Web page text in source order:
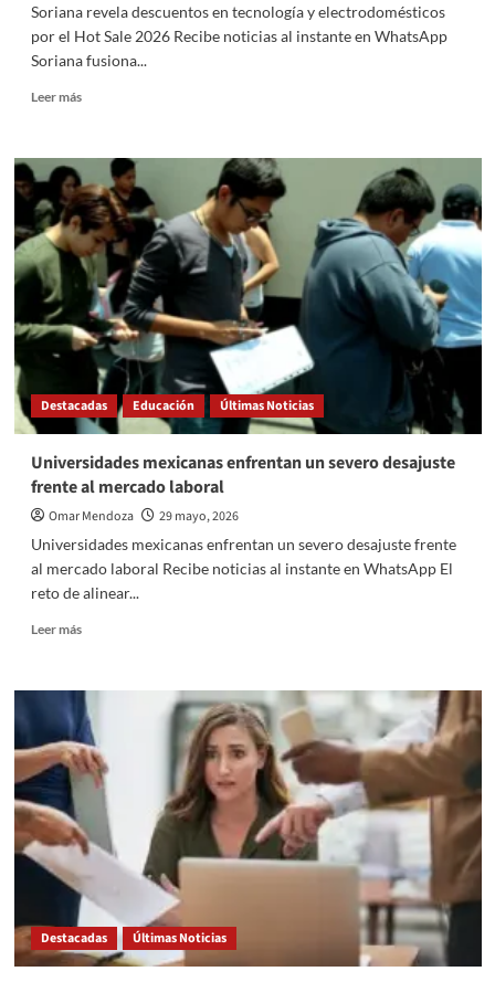
Soriana revela descuentos en tecnología y electrodomésticos
por el Hot Sale 2026 Recibe noticias al instante en WhatsApp
Soriana fusiona...
Leer másRead
Soriana
revela
descuentos
en
tecnología
y
electrodomésticos
por
el
Hot
Sale
2026
Destacadas Educación Últimas Noticias
Universidades mexicanas enfrentan un severo desajuste
frente al mercado laboral
Omar Mendoza
29 mayo, 2026
Universidades mexicanas enfrentan un severo desajuste frente
al mercado laboral Recibe noticias al instante en WhatsApp El
reto de alinear...
Leer másRead
Universidades
mexicanas
enfrentan
un
severo
desajuste
frente
al
mercado
laboral
Destacadas Últimas Noticias